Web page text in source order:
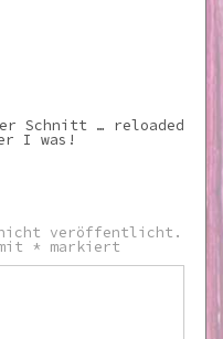
Schnitt … reloaded
I was!
nicht veröffentlicht.
* markiert